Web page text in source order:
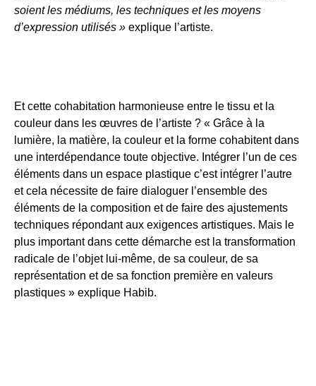
soient les médiums, les techniques et les moyens
d’expression utilisés » explique l’artiste.
Et cette cohabitation harmonieuse entre le tissu et la
couleur dans les œuvres de l’artiste ? « Grâce à la
lumière, la matière, la couleur et la forme cohabitent dans
une interdépendance toute objective. Intégrer l’un de ces
éléments dans un espace plastique c’est intégrer l’autre
et cela nécessite de faire dialoguer l’ensemble des
éléments de la composition et de faire des ajustements
techniques répondant aux exigences artistiques. Mais le
plus important dans cette démarche est la transformation
radicale de l’objet lui-même, de sa couleur, de sa
représentation et de sa fonction première en valeurs
plastiques » explique Habib.